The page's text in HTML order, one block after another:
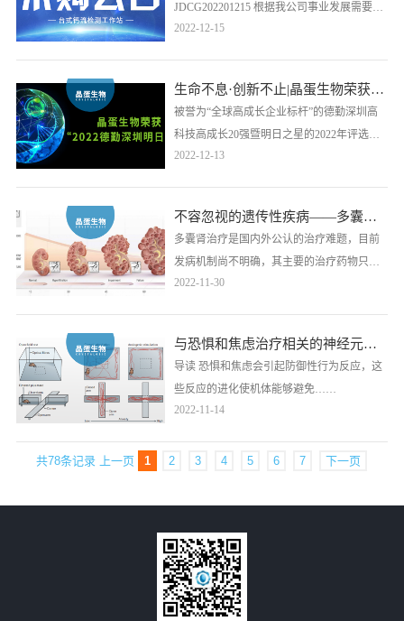
虑天然产物衍生的先导化合物。
JDCG202201215 根据我公司事业发展需要，
拟对以下仪器采购项目以比选方式进行采
的厂商报名。
2022-12-15
生命不息·创新不止|晶蛋生物荣获“2022德勤深圳明日之星”称号
被誉为“全球高成长企业标杆”的德勤深圳高
科技高成长20强暨明日之星的2022年评选结
果重磅出炉，晶蛋生物凭借领先的技术平
地位，名列明日之星榜单。
2022-12-13
不容忽视的遗传性疾病——多囊肾病
多囊肾治疗是国内外公认的治疗难题，目前
发病机制尚不明确，其主要的治疗药物只有2
型加压素受体拮抗剂托伐普坦，但也会存在
2022-11-30
与恐惧和焦虑治疗相关的神经元回路
导读 恐惧和焦虑会引起防御性行为反应，这
些反应的进化使机体能够避免……
2022-11-14
共78条记录 上一页 1 2 3 4 5 6 7 下一页